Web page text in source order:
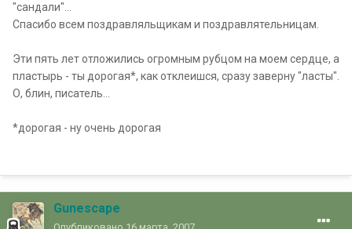
"сандали"...
Спасибо всем поздравляльщикам и поздравлятельницам.
Эти пять лет отложились огромным рубцом на моем сердце, а
пластырь - ты дорогая*, как отклеишся, сразу заверну "ласты".
О, блин, писатель...
*дорогая - ну очень дорогая
Gunescape